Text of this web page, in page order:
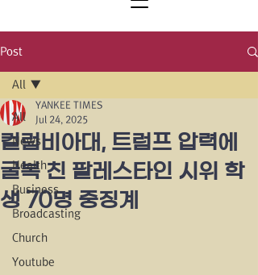
Post
All
News
Health
Business
Broadcasting
Church
Youtube
All
컬럼비아대, 트럼프 압력에
굴복 친 팔레스타인 시위 학
생 70명 중징계
YANKEE TIMES
Jul 24, 2025